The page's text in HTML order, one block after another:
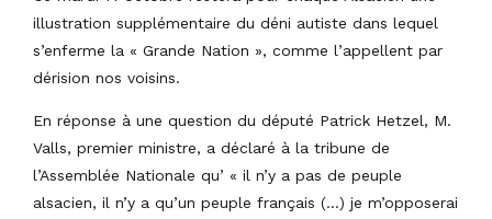
illustration supplémentaire du déni autiste dans lequel
s’enferme la « Grande Nation », comme l’appellent par
dérision nos voisins.
En réponse à une question du député Patrick Hetzel, M.
Valls, premier ministre, a déclaré à la tribune de
l’Assemblée Nationale qu’ « il n’y a pas de peuple
alsacien, il n’y a qu’un peuple français (…) je m’opposerai